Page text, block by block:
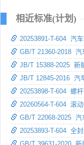
相近标准(计划)
20253891-T-604 汽
GB/T 21360-2018 汽
JB/T 15388-2025 新
JB/T 12845-2016 汽
20253898-T-604 螺
20260564-T-604 滚
GB/T 22068-2025 汽
20253893-T-604 全